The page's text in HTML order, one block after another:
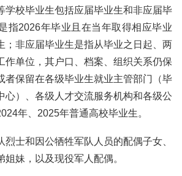
学校毕业生包括应届毕业生和非应届毕
指2026年毕业且在当年取得相应毕业
；非应届毕业生是指从毕业之日起、两
作单位，其户口、档案、组织关系仍保
者保留在各级毕业生就业主管部门（毕
心）、各级人才交流服务机构和各级公
年、2025年普通高校毕业生。
烈士和因公牺牲军队人员的配偶子女、
姐妹，以及现役军人配偶。